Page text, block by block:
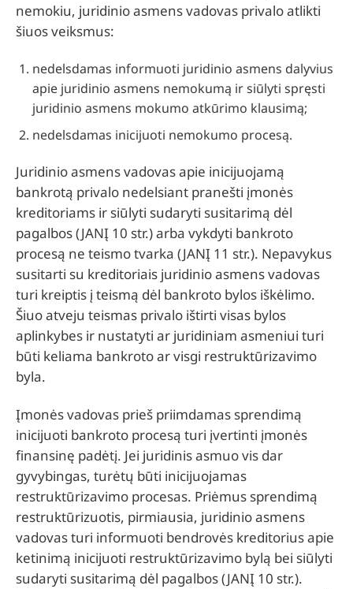
nemokiu, juridinio asmens vadovas privalo atlikti
šiuos veiksmus:
nedelsdamas informuoti juridinio asmens dalyvius
apie juridinio asmens nemokumą ir siūlyti spręsti
juridinio asmens mokumo atkūrimo klausimą;
nedelsdamas inicijuoti nemokumo procesą.
Juridinio asmens vadovas apie inicijuojamą
bankrotą privalo nedelsiant pranešti įmonės
kreditoriams ir siūlyti sudaryti susitarimą dėl
pagalbos (JANĮ 10 str.) arba vykdyti bankroto
procesą ne teismo tvarka (JANĮ 11 str.). Nepavykus
susitarti su kreditoriais juridinio asmens vadovas
turi kreiptis į teismą dėl bankroto bylos iškėlimo.
Šiuo atveju teismas privalo ištirti visas bylos
aplinkybes ir nustatyti ar juridiniam asmeniui turi
būti keliama bankroto ar visgi restruktūrizavimo
byla.
Įmonės vadovas prieš priimdamas sprendimą
inicijuoti bankroto procesą turi įvertinti įmonės
finansinę padėtį. Jei juridinis asmuo vis dar
gyvybingas, turėtų būti inicijuojamas
restruktūrizavimo procesas. Priėmus sprendimą
restruktūrizuotis, pirmiausia, juridinio asmens
vadovas turi informuoti bendrovės kreditorius apie
ketinimą inicijuoti restruktūrizavimo bylą bei siūlyti
sudaryti susitarimą dėl pagalbos (JANĮ 10 str.).